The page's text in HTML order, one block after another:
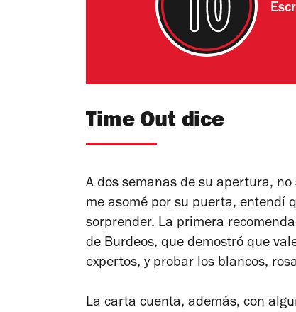
Time Out dice
A dos semanas de su apertura,
me asomé por su puerta, entendí
sorprender. La primera
de Burdeos, que demostró que
expertos, y probar los blancos,
La carta cuenta, además, con